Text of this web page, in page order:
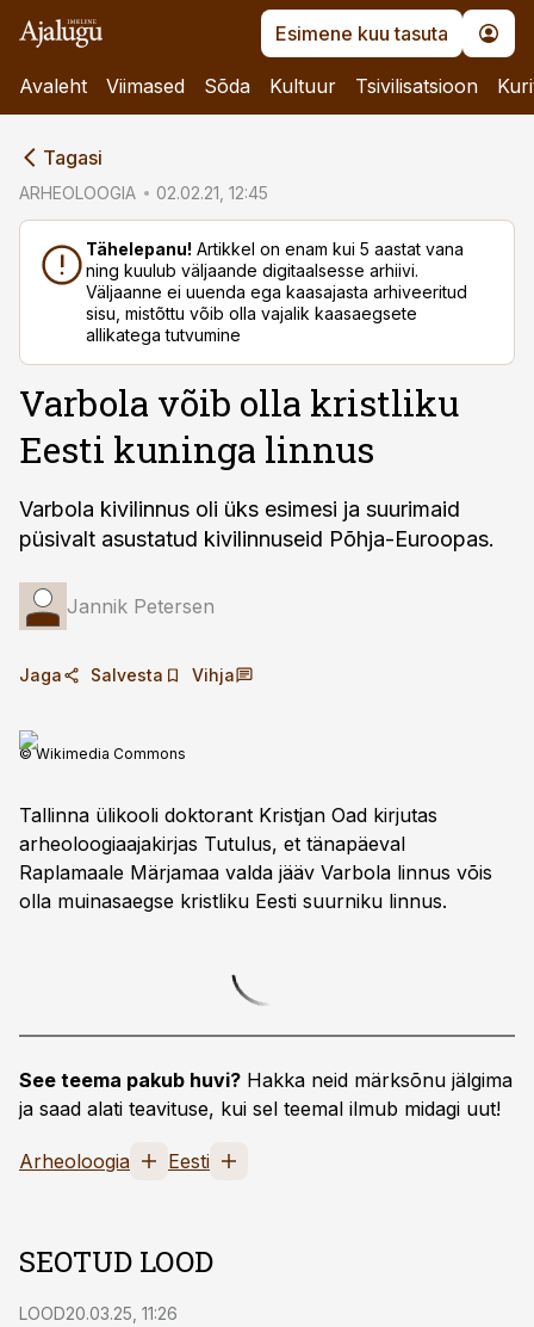
Esimene kuu tasuta
Avaleht Viimased Sõda Kultuur Tsivilisatsioon
Tagasi
ARHEOLOOGIA 02.02.21, 12:45
Tähelepanu! Artikkel on enam kui 5 aastat vana
ning kuulub väljaande digitaalsesse arhiivi.
Väljaanne ei uuenda ega kaasajasta arhiveeritud
sisu, mistõttu võib olla vajalik kaasaegsete
allikatega tutvumine
Varbola võib olla kristliku
Eesti kuninga linnus
Varbola kivilinnus oli üks esimesi ja suurimaid
püsivalt asustatud kivilinnuseid Põhja-Euroopas.
Jannik Petersen
Jaga Salvesta Vihja
© Wikimedia Commons
Tallinna ülikooli doktorant Kristjan Oad kirjutas
arheoloogiaajakirjas Tutulus, et tänapäeval
Raplamaale Märjamaa valda jääv Varbola linnus võis
olla muinasaegse kristliku Eesti suurniku linnus.
See teema pakub huvi? Hakka neid märksõnu jälgima
ja saad alati teavituse, kui sel teemal ilmub midagi uut!
Arheoloogia Eesti
SEOTUD LOOD
LOOD20.03.25, 11:26